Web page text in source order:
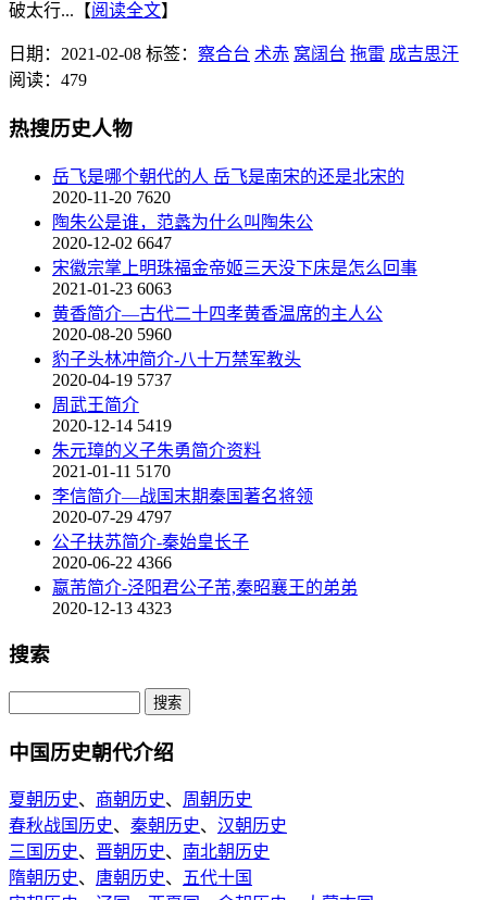
破太行...【阅读全文】
日期：2021-02-08 标签： 察合台 术赤 窝阔台 拖雷 成吉思汗
阅读：479
热搜历史人物
岳飞是哪个朝代的人 岳飞是南宋的还是北宋的
2020-11-20 7620
陶朱公是谁，范蠡为什么叫陶朱公
2020-12-02 6647
宋徽宗掌上明珠福金帝姬三天没下床是怎么回事
2021-01-23 6063
黄香简介—古代二十四孝黄香温席的主人公
2020-08-20 5960
豹子头林冲简介-八十万禁军教头
2020-04-19 5737
周武王简介
2020-12-14 5419
朱元璋的义子朱勇简介资料
2021-01-11 5170
李信简介—战国末期秦国著名将领
2020-07-29 4797
公子扶苏简介-秦始皇长子
2020-06-22 4366
嬴芾简介-泾阳君公子芾,秦昭襄王的弟弟
2020-12-13 4323
搜索
中国历史朝代介绍
夏朝历史、 商朝历史、 周朝历史
春秋战国历史、 秦朝历史、 汉朝历史
三国历史、 晋朝历史、 南北朝历史
隋朝历史、 唐朝历史、
五代十国